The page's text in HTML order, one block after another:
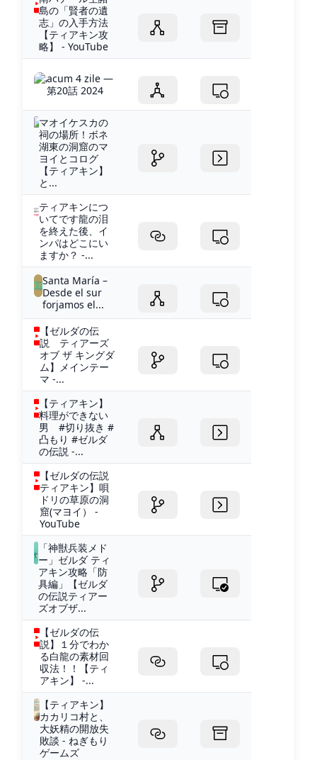
島の「賢者の遺
志」の入手方法
【ティアキン攻
略】 - YouTube
acum 4 zile —
第20話 2024
マオイケスカの
祠の場所！ボネ
湖東の洞窟のマ
ヨイとコログ
【ティアキン】
と...
ティアキンにつ
いてです龍の泪
を終えた後、イ
ンパはどこにい
ますか？ -...
Santa María –
Desde el sur
forjamos el...
【ゼルダの伝
説 ティアーズ
オブ ザ キングダ
ム】メインテー
マ -...
【ティアキン】
料理ができない
男 #切り抜き #
凸もり #ゼルダ
の伝説 -...
【ゼルダの伝説
ティアキン】唄
ドリの草原の洞
窟(マヨイ） -
YouTube
「神獣兵装メド
ー」ゼルダ ティ
アキン攻略「防
具編」【ゼルダ
の伝説ティアー
ズオブザ...
【ゼルダの伝
説】１分でわか
る白龍の素材回
収法！！【ティ
アキン】 -...
【ティアキン】
カカリコ村と、
大妖精の開放失
敗談 - ねぎもり
ゲームズ